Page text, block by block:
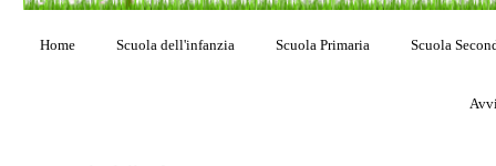
Home Scuola dell'infanzia Scuola Primaria Scuola